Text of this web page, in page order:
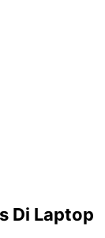
Di Laptop